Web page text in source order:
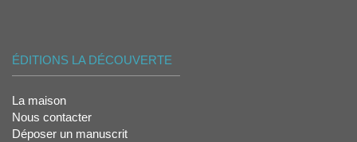
ÉDITIONS LA DÉCOUVERTE
La maison
Nous contacter
Déposer un manuscrit